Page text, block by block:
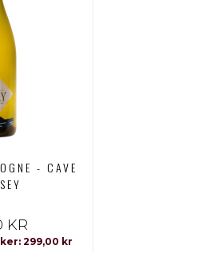
- CAVE
KR
299,00 kr